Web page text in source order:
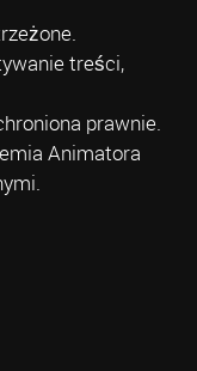
treści,
prawnie.
Animatora